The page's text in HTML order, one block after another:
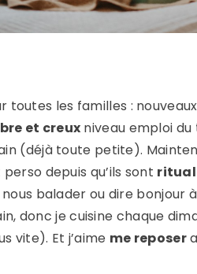
toutes les familles :
et creux niveau emploi du
(déjà toute petite).
depuis qu’ils sont
balader ou dire bonjour
donc je cuisine chaque
vite). Et j’aime me reposer